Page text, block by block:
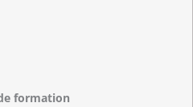
formation